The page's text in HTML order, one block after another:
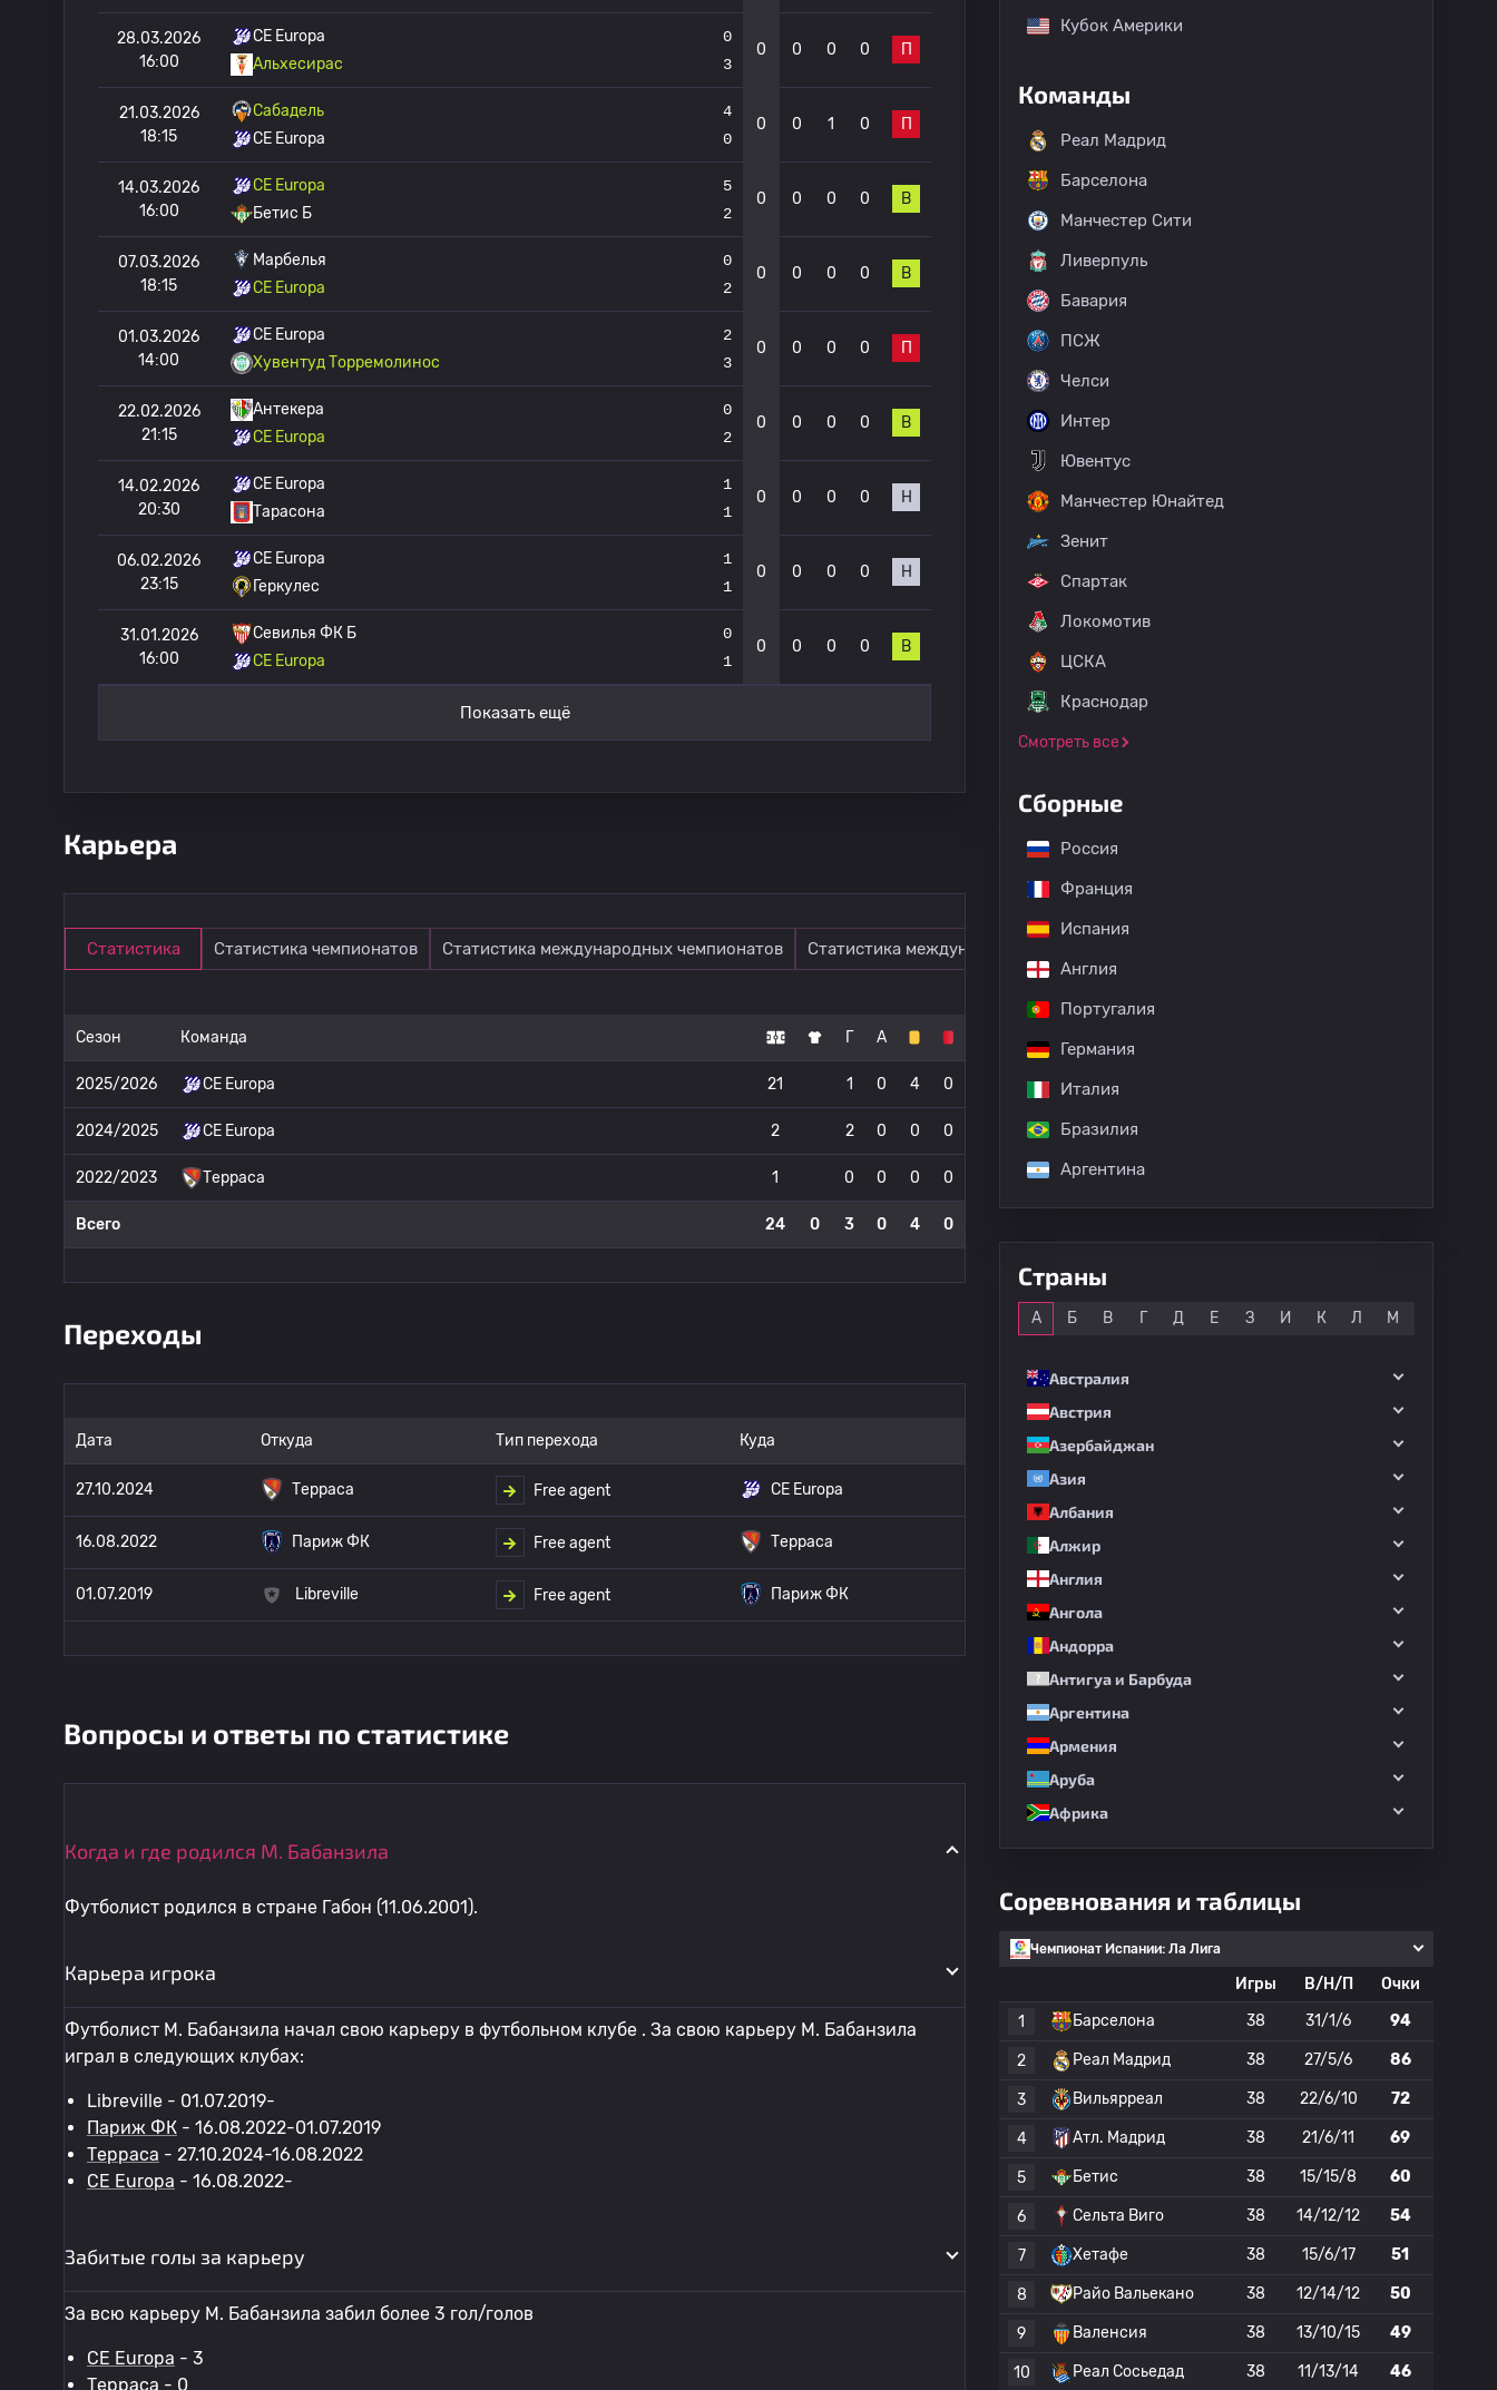
28.03.2026
16:00
CE Europa
Альхесирас
0
3
0 0 0 0 П
21.03.2026
18:15
Сабадель
CE Europa
4
0
0 0 1 0 П
14.03.2026
16:00
CE Europa
Бетис Б
5
2
0 0 0 0 В
07.03.2026
18:15
Марбелья
CE Europa
0
2
0 0 0 0 В
01.03.2026
14:00
CE Europa
Хувентуд Торремолинос
2
3
0 0 0 0 П
22.02.2026
21:15
Антекера
CE Europa
0
2
0 0 0 0 В
14.02.2026
20:30
CE Europa
Тарасона
1
1
0 0 0 0 Н
06.02.2026
23:15
CE Europa
Геркулес
1
1
0 0 0 0 Н
31.01.2026
16:00
Севилья ФК Б
CE Europa
0
1
0 0 0 0 В
Показать ещё
Карьера
Статистика Статистика чемпионатов Статистика международных чемпионатов Статистика международных матчей
Сезон Команда Г А
2025/2026 CE Europa 21 1 0 4 0
2024/2025 CE Europa 2 2 0 0 0
2022/2023 Терраса 1 0 0 0 0
Всего 24 0 3 0 4 0
Переходы
Дата Откуда Тип перехода Куда
27.10.2024 Терраса Free agent CE Europa
16.08.2022 Париж ФК Free agent Терраса
01.07.2019 Libreville Free agent Париж ФК
Вопросы и ответы по статистике
Когда и где родился М. Бабанзила
Футболист родился в стране Габон (11.06.2001).
Карьера игрока
Футболист М. Бабанзила начал свою карьеру в футбольном клубе . За свою карьеру М. Бабанзила
играл в следующих клубах:
Libreville - 01.07.2019-
Париж ФК - 16.08.2022-01.07.2019
Терраса - 27.10.2024-16.08.2022
CE Europa - 16.08.2022-
Забитые голы за карьеру
За всю карьеру М. Бабанзила забил более 3 гол/голов
CE Europa - 3
Терраса - 0
Кубок Америки
Команды
Реал Мадрид
Барселона
Манчестер Сити
Ливерпуль
Бавария
ПСЖ
Челси
Интер
Ювентус
Манчестер Юнайтед
Зенит
Спартак
Локомотив
ЦСКА
Краснодар
Смотреть все
Сборные
Россия
Франция
Испания
Англия
Португалия
Германия
Италия
Бразилия
Аргентина
Страны
А Б В Г Д Е З И К Л М
Австралия
Австрия
Азербайджан
Азия
Албания
Алжир
Англия
Ангола
Андорра
Антигуа и Барбуда
Аргентина
Армения
Аруба
Африка
Соревнования и таблицы
Чемпионат Испании: Ла Лига
Игры В/Н/П
Очки
1
Барселона 38 31/1/6 94
2 Реал Мадрид 38 27/5/6 86
3 Вильярреал 38 22/6/10 72
4 Атл. Мадрид 38 21/6/11 69
5 Бетис 38 15/15/8 60
6 Сельта Виго 38 14/12/12 54
7 Хетафе 38 15/6/17 51
8 Райо Вальекано 38 12/14/12 50
9 Валенсия 38 13/10/15 49
10 Реал Сосьедад 38 11/13/14 46